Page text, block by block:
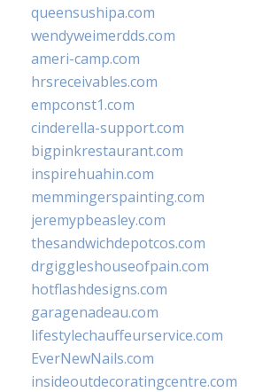
queensushipa.com
wendyweimerdds.com
ameri-camp.com
hrsreceivables.com
empconst1.com
cinderella-support.com
bigpinkrestaurant.com
inspirehuahin.com
memmingerspainting.com
jeremypbeasley.com
thesandwichdepotcos.com
drgiggleshouseofpain.com
hotflashdesigns.com
garagenadeau.com
lifestylechauffeurservice.com
EverNewNails.com
insideoutdecoratingcentre.com